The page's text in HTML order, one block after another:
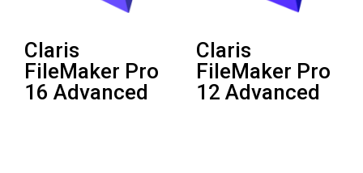
Claris
FileMaker Pro
16 Advanced
Claris
FileMaker Pro
12 Advanced